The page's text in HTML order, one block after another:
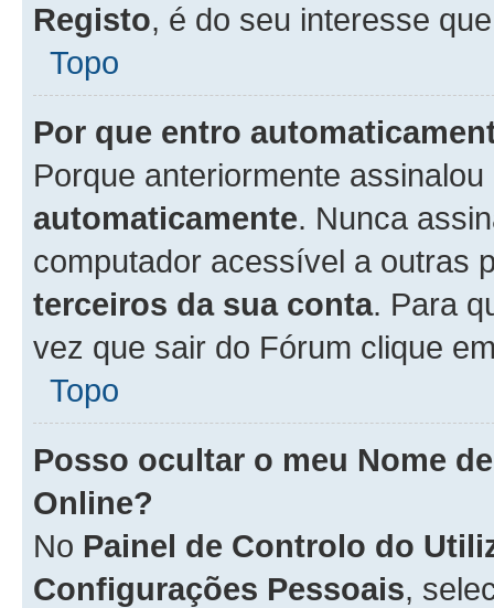
Registo, é do seu interesse
Topo
Por que entro
Porque anteriormente
automaticamente. Nunca
computador acessível a outras
terceiros da sua conta. Para
vez que sair do Fórum clique
Topo
Posso ocultar o meu Nome
Online?
No Painel de Controlo do
Configurações Pessoais,